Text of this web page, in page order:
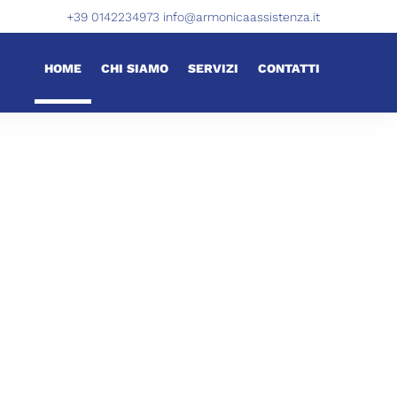
+39 0142234973 info@armonicaassistenza.it
HOME CHI SIAMO SERVIZI CONTATTI